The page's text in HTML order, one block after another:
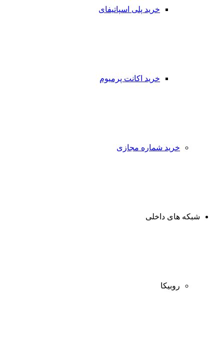
خرید پلی اسپاتیفای
خرید اکانت پرمیوم
خرید شماره مجازی
شبکه های داخلی
روبیکا